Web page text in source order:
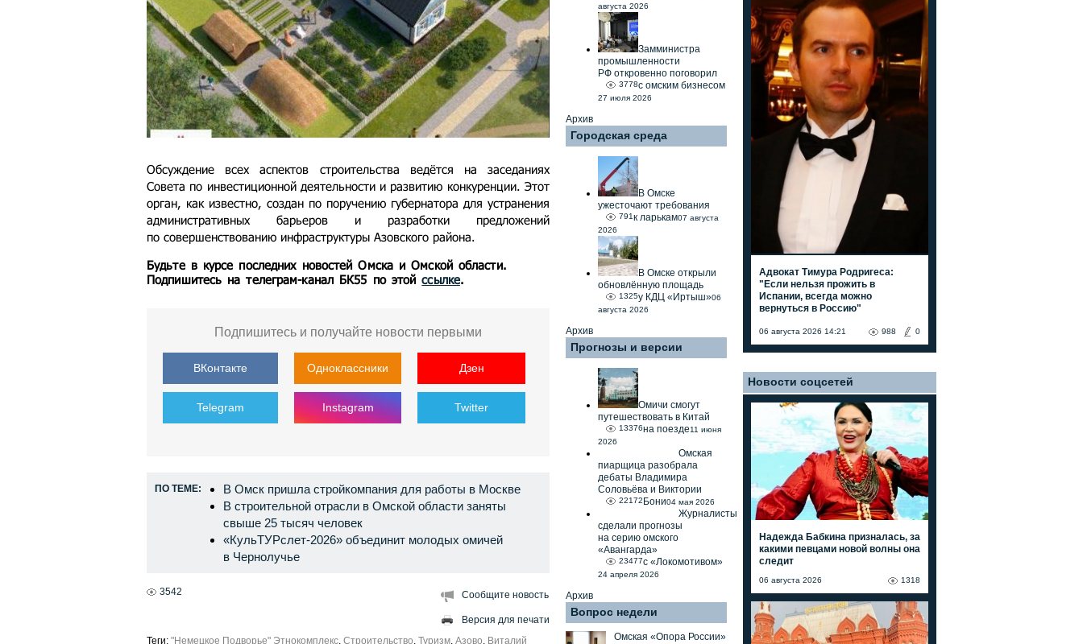
Обсуждение всех аспектов строительства ведётся на заседаниях
Совета по инвестиционной деятельности и развитию конкуренции. Этот
орган, как известно, создан по поручению губернатора для устранения
административных барьеров и разработки предложений
по совершенствованию инфраструктуры Азовского района.
Будьте в курсе последних новостей Омска и Омской области.
Подпишитесь на телеграм-канал БК55 по этойссылке.
Подпишитесь и получайте новости первыми
ВКонтакте Одноклассники Дзен
Telegram Instagram Twitter
ПО ТЕМЕ:
В Омск пришла стройкомпания для работы в Москве
В строительной отрасли в Омской области заняты
свыше 25 тысяч человек
«КульТУРслет-2026» объединит молодых омичей
в Чернолучье
3542 Сообщите новость
Версия для печати
Теги: "Немецкое Подворье" Этнокомплекс, Строительство, Туризм, Азово, Виталий
августа 2026
Замминистра
промышленности
РФ откровенно поговорил
с омским бизнесом
3778
27 июля 2026
Архив
Городская среда
В Омске
ужесточают требования
к ларькам
791
07 августа
2026
В Омске открыли
обновлённую площадь
у КДЦ «Иртыш»
1325
06
августа 2026
Архив
Прогнозы и версии
Омичи смогут
путешествовать в Китай
на поезде
13376
11 июня
2026
Омская
пиарщица разобрала
дебаты Владимира
Соловьёва и Виктории
Бони
22172 04 мая 2026
Журналисты
сделали прогнозы
на серию омского
«Авангарда»
с «Локомотивом»
23477
24 апреля 2026
Архив
Вопрос недели
Омская «Опора России»
Адвокат Тимура Родригеса:
"Если нельзя прожить в
Испании, всегда можно
вернуться в Россию"
06 августа 2026 14:21 0
988
Новости соцсетей
Надежда Бабкина призналась, за
какими певцами новой волны она
следит
1318
06 августа 2026